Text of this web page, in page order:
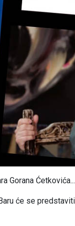
Gorana Ćetkovića...
će se